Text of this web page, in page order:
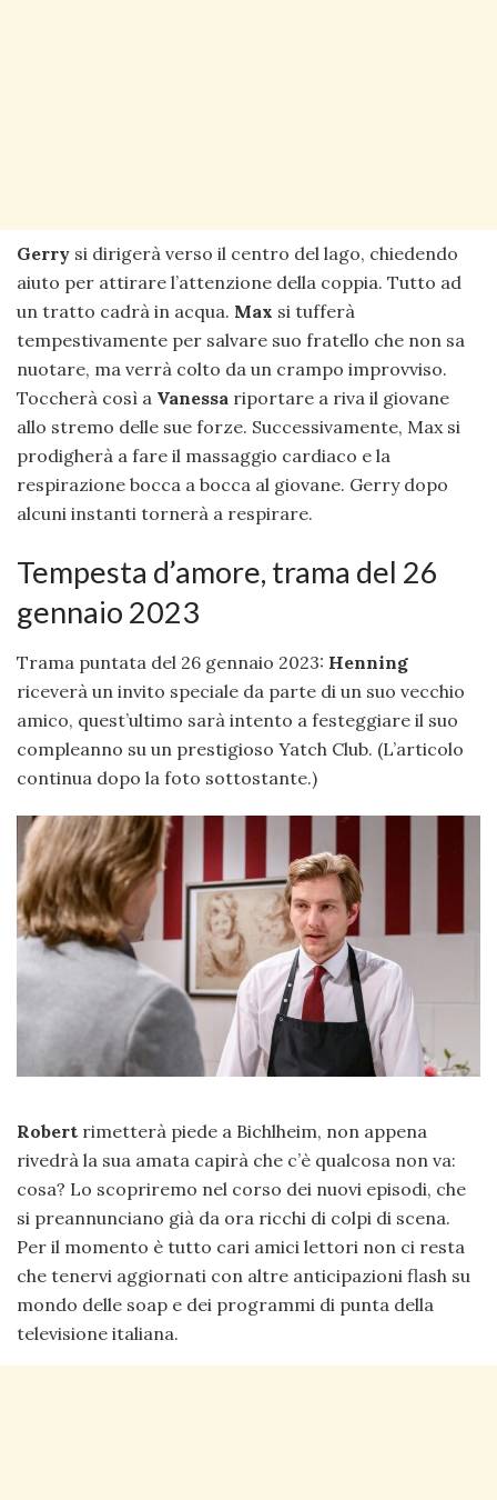
Gerry si dirigerà verso il centro del lago, chiedendo
aiuto per attirare l’attenzione della coppia. Tutto ad
un tratto cadrà in acqua. Max si tufferà
tempestivamente per salvare suo fratello che non sa
nuotare, ma verrà colto da un crampo improvviso.
Toccherà così a Vanessa riportare a riva il giovane
allo stremo delle sue forze. Successivamente, Max si
prodigherà a fare il massaggio cardiaco e la
respirazione bocca a bocca al giovane. Gerry dopo
alcuni instanti tornerà a respirare.
Tempesta d’amore, trama del 26
gennaio 2023
Trama puntata del 26 gennaio 2023: Henning
riceverà un invito speciale da parte di un suo vecchio
amico, quest’ultimo sarà intento a festeggiare il suo
compleanno su un prestigioso Yatch Club. (L’articolo
continua dopo la foto sottostante.)
Robert rimetterà piede a Bichlheim, non appena
rivedrà la sua amata capirà che c’è qualcosa non va:
cosa? Lo scopriremo nel corso dei nuovi episodi, che
si preannunciano già da ora ricchi di colpi di scena.
Per il momento è tutto cari amici lettori non ci resta
che tenervi aggiornati con altre anticipazioni flash su
mondo delle soap e dei programmi di punta della
televisione italiana.